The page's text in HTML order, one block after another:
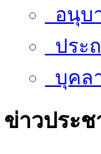
อนุบ
ประ
บุคล
ข่าวประ